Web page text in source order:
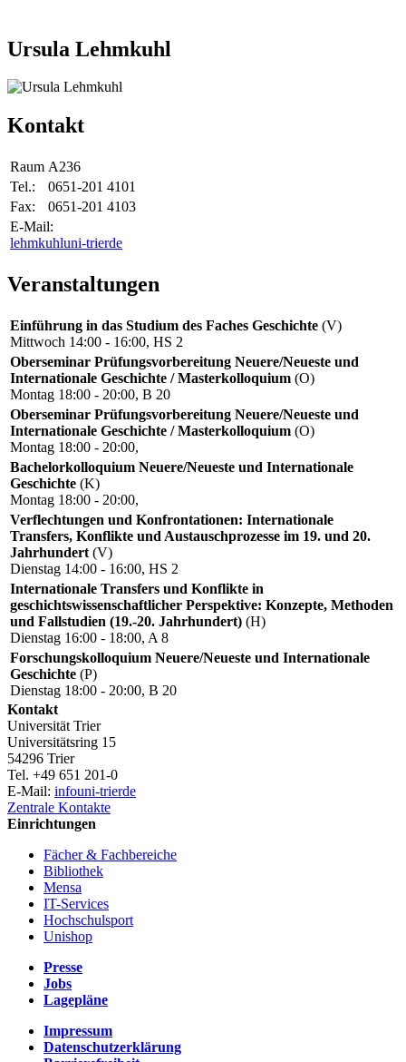
Ursula Lehmkuhl
Kontakt
Raum A236
Tel.:
0651-201 4101
Fax:
0651-201 4103
E-Mail:
lehmkuhluni-trierde
Veranstaltungen
Einführung in das Studium des Faches Geschichte (V)
Mittwoch 14:00 - 16:00, HS 2
Oberseminar Prüfungsvorbereitung Neuere/Neueste und
Internationale Geschichte / Masterkolloquium (O)
Montag 18:00 - 20:00, B 20
Oberseminar Prüfungsvorbereitung Neuere/Neueste und
Internationale Geschichte / Masterkolloquium (O)
Montag 18:00 - 20:00,
Bachelorkolloquium Neuere/Neueste und Internationale
Geschichte (K)
Montag 18:00 - 20:00,
Verflechtungen und Konfrontationen: Internationale
Transfers, Konflikte und Austauschprozesse im 19. und 20.
Jahrhundert (V)
Dienstag 14:00 - 16:00, HS 2
Internationale Transfers und Konflikte in
geschichtswissenschaftlicher Perspektive: Konzepte, Methoden
und Fallstudien (19.-20. Jahrhundert) (H)
Dienstag 16:00 - 18:00, A 8
Forschungskolloquium Neuere/Neueste und Internationale
Geschichte (P)
Dienstag 18:00 - 20:00, B 20
Kontakt
Universität Trier
Universitätsring 15
54296 Trier
Tel. +49 651 201-0
E-Mail: infouni-trierde
Zentrale Kontakte
Einrichtungen
Fächer & Fachbereiche
Bibliothek
Mensa
IT-Services
Hochschulsport
Unishop
Presse
Jobs
Lagepläne
Impressum
Datenschutzerklärung